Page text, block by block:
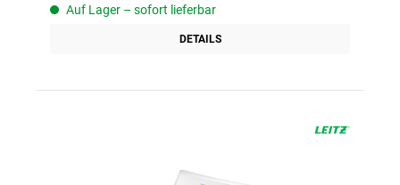
Auf Lager – sofort lieferbar
DETAILS